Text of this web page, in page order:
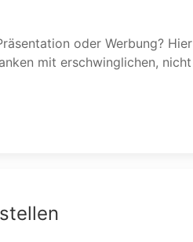
oder Werbung? Hier
mit erschwinglichen, nicht
Pexels: www.pexels.com